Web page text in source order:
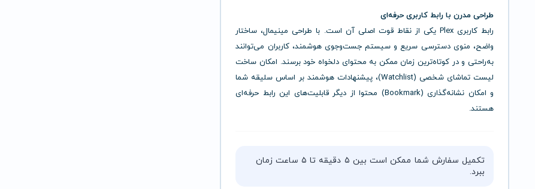
طراحی مدرن با رابط کاربری حرفه‌ای
رابط کاربری Plex یکی از نقاط قوت اصلی آن است. با طراحی مینیمال، ساختار
واضح، منوی دسترسی سریع و سیستم جست‌وجوی هوشمند، کاربران می‌توانند
به‌راحتی و در کوتاه‌ترین زمان ممکن به محتوای دلخواه خود برسند. امکان ساخت
لیست تماشای شخصی (Watchlist)، پیشنهادات هوشمند بر اساس سلیقه شما
و امکان نشانه‌گذاری (Bookmark) محتوا از دیگر قابلیت‌های این رابط حرفه‌ای
هستند.
تکمیل سفارش شما ممکن است بین ۵ دقیقه تا ۵ ساعت زمان
ببرد.